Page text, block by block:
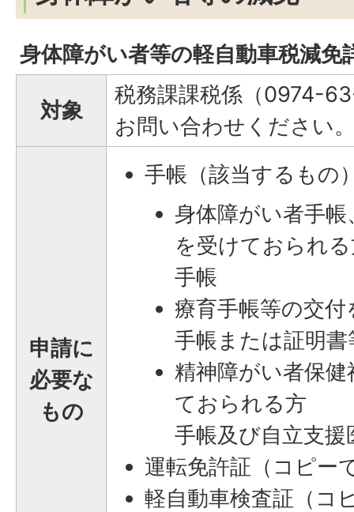
身体障がい者等の軽自動車税減免
対象
税務課課税係（0974-
お問い合わせください
申請に
必要な
もの
手帳（該当するもの
身体障がい者手
を受けておられ
手帳
療育手帳等の交
手帳または証明書
精神障がい者保
ておられる方
手帳及び自立支援
運転免許証（コピー
軽自動車検査証（コ